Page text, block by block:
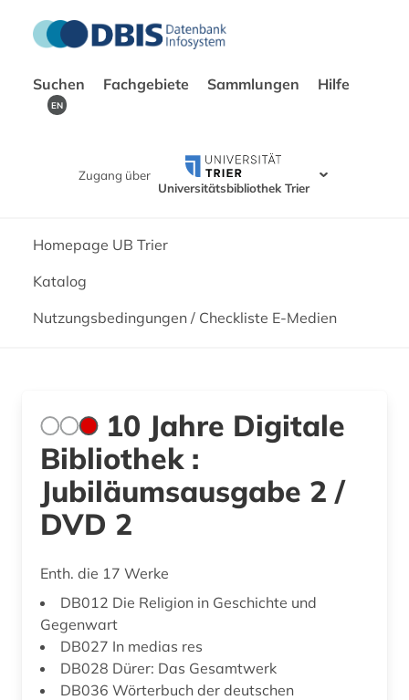
Suchen Fachgebiete Sammlungen Hilfe
EN
Zugang über
Universitätsbibliothek Trier
Homepage UB Trier
Katalog
Nutzungsbedingungen / Checkliste E-Medien
10 Jahre Digitale
Bibliothek :
Jubiläumsausgabe 2 /
DVD 2
Enth. die 17 Werke
DB012 Die Religion in Geschichte und
Gegenwart
DB027 In medias res
DB028 Dürer: Das Gesamtwerk
DB036 Wörterbuch der deutschen